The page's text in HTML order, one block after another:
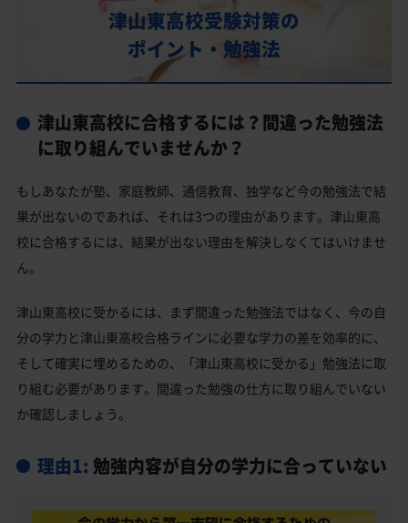
津山東高校の偏差値
津山東高校合格に必要な内申点の目安
内申点の計算方法
津山東高校の所在地・アクセス
私立大学
津山東高校と偏差値が近い私立・国立高校一覧
津山市の他の公立高校
津山市の他の私立高校
津山東高校受験対策の
ポイント・勉強法
津山東高校に合格するには？間違った勉強法
に取り組んでいませんか？
もしあなたが塾、家庭教師、通信教育、独学など今の勉強法で結
果が出ないのであれば、それは3つの理由があります。津山東高
校に合格するには、結果が出ない理由を解決しなくてはいけませ
ん。
津山東高校に受かるには、まず間違った勉強法ではなく、今の自
分の学力と津山東高校合格ラインに必要な学力の差を効率的に、
そして確実に埋めるための、「津山東高校に受かる」勉強法に取
り組む必要があります。間違った勉強の仕方に取り組んでいない
か確認しましょう。
理由1: 勉強内容が自分の学力に合っていない